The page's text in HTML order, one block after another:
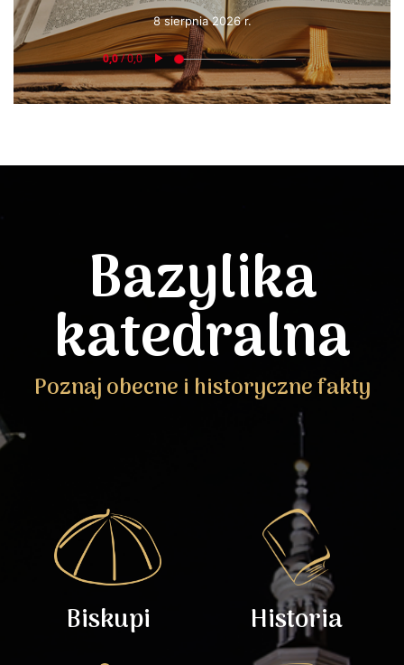
8 sierpnia 2026 r.
Bazylika
katedralna
Poznaj obecne i historyczne fakty
Biskupi Historia